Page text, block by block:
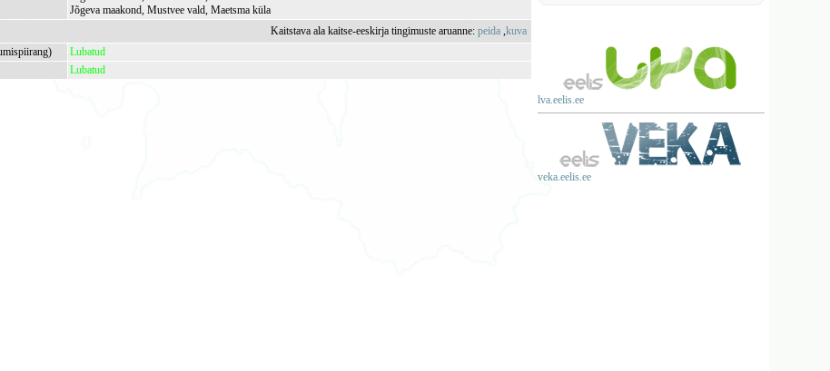
lva.eelis.ee
veka.eelis.ee
Jõgeva maakond, Mustvee vald, Maetsma küla
Kaitstava ala kaitse-eeskirja tingimuste aruanne:peida ,kuva
Lubatud
Lubatud